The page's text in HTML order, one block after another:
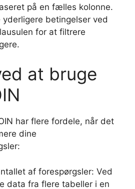
på en fælles kolonne.
yderligere betingelser ved
for at filtrere
at bruge
har flere fordele, når det
dine
af forespørgsler: Ved
data fra flere tabeller i en